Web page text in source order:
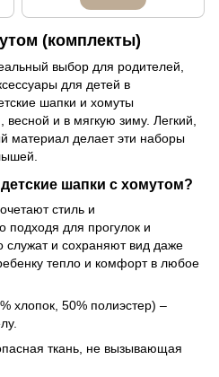
(комплекты)
выбор для родителей,
для детей в
шапки и хомуты
и в мягкую зиму. Легкий,
материал делает эти наборы
шапки с хомутом?
стиль и
подходя для прогулок и
и сохраняют вид даже
тепло и комфорт в любое
хлопок, 50% полиэстер) –
ткань, не вызывающая